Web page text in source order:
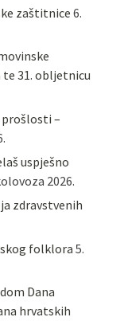
zaštitnice 6.
31. obljetnicu
prošlosti –
uspješno
2026.
zdravstvenih
folklora 5.
Dana
hrvatskih